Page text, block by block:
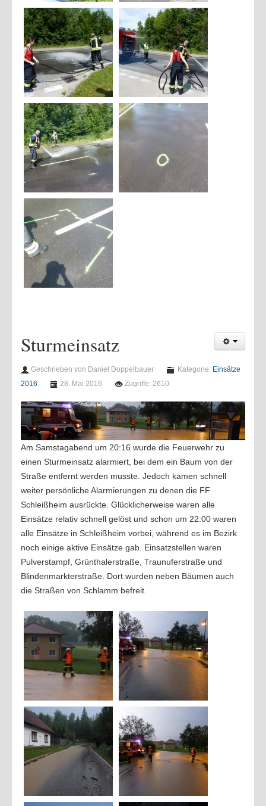
Sturmeinsatz
Geschrieben von Daniel Doppelbauer Kategorie: Einsätze
2016
28. Mai 2016 Zugriffe: 2610
Am Samstagabend um 20:16 wurde die Feuerwehr zu
einen Sturmeinsatz alarmiert, bei dem ein Baum von der
Straße entfernt werden musste. Jedoch kamen schnell
weiter persönliche Alarmierungen zu denen die FF
Schleißheim ausrückte. Glücklicherweise waren alle
Einsätze relativ schnell gelöst und schon um 22:00 waren
alle Einsätze in Schleißheim vorbei, während es im Bezirk
noch einige aktive Einsätze gab. Einsatzstellen waren
Pulverstampf, Grünthalerstraße, Traunuferstraße und
Blindenmarkterstraße. Dort wurden neben Bäumen auch
die Straßen von Schlamm befreit.